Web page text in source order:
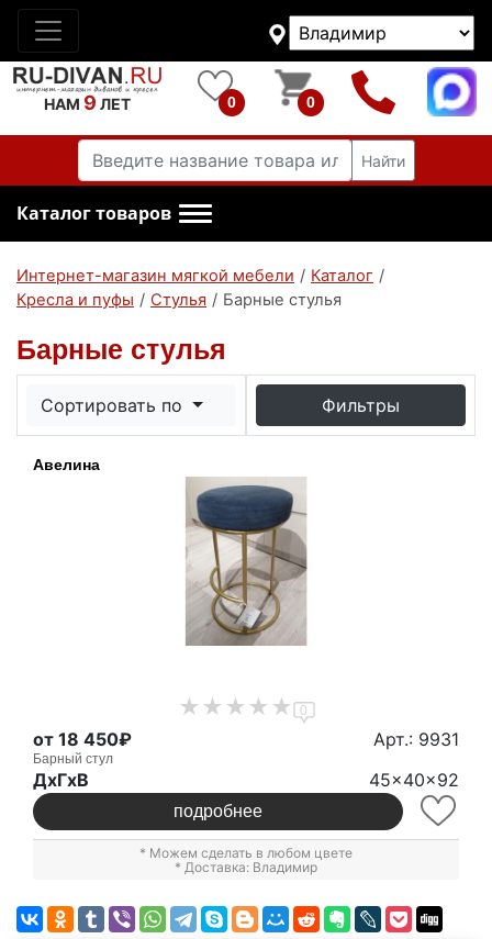
НАМ 9 ЛЕТ 0 0
Найти
Каталог товаров
Интернет-магазин мягкой мебели / Каталог /
Кресла и пуфы / Стулья / Барные стулья
Барные стулья
Сортировать по Фильтры
Авелина
0
от 18 450₽ Арт.: 9931
Барный стул
ДxГxВ 45x40x92
подробнее
* Можем сделать в любом цвете
* Доставка: Владимир